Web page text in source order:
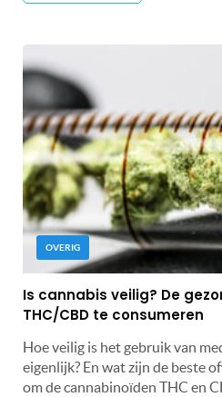
OVERIG
Is cannabis veilig? De
THC/CBD te consumeren
Hoe veilig is het gebruik van
eigenlijk? En wat zijn de beste
om de cannabinoïden THC en